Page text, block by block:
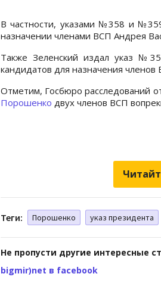
В частности, указами №358 и
назначении членами ВСП Андрея
Также Зеленский издал указ
кандидатов для назначения членов
Отметим, Госбюро расследований
Порошенко двух членов ВСП
Теги: Порошенко указ президента
Не пропусти другие интересные
bigmir)net в facebook